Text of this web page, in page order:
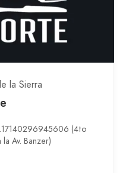
la Sierra
(4to
Av. Banzer)